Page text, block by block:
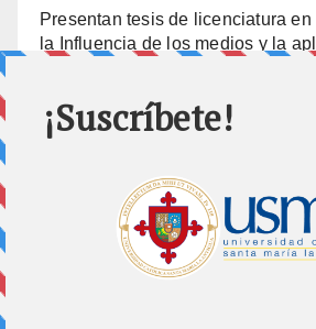
Presentan tesis de licenciatura
la Influencia de los medios y la